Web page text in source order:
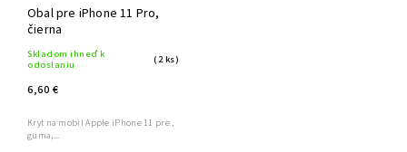
Obal pre iPhone 11 Pro,
čierna
Skladom ihneď k
odoslaniu
(2 ks)
6,60 €
Kryt na mobil Apple iPhone 11 pre ,
guma,...